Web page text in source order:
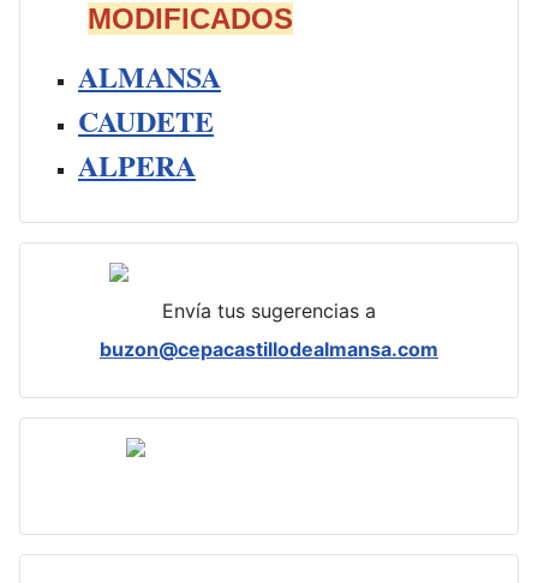
MODIFICADOS
ALMANSA
CAUDETE
ALPERA
Envía tus sugerencias a
buzon@cepacastillodealmansa.com